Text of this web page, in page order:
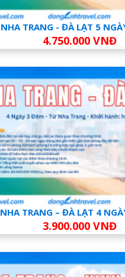
NHA TRANG - ĐÀ LẠT 5
4.750.000 VNĐ
NHA TRANG – ĐÀ LẠT 4
3.900.000 VNĐ